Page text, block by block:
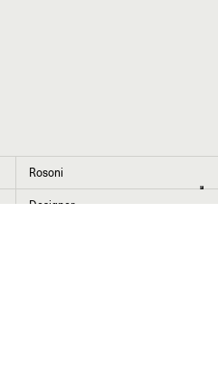
►
Rosoni
Designer